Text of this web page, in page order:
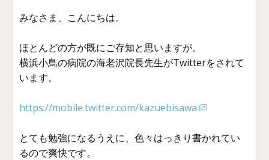
みなさま、こんにちは。
ほとんどの方が既にご存知と思いますが。
横浜小鳥の病院の海老沢院長先生がTwitterをされて
います。
https://mobile.twitter.com/kazuebisawa
とても勉強になるうえに、色々はっきり書かれてい
るので爽快です。